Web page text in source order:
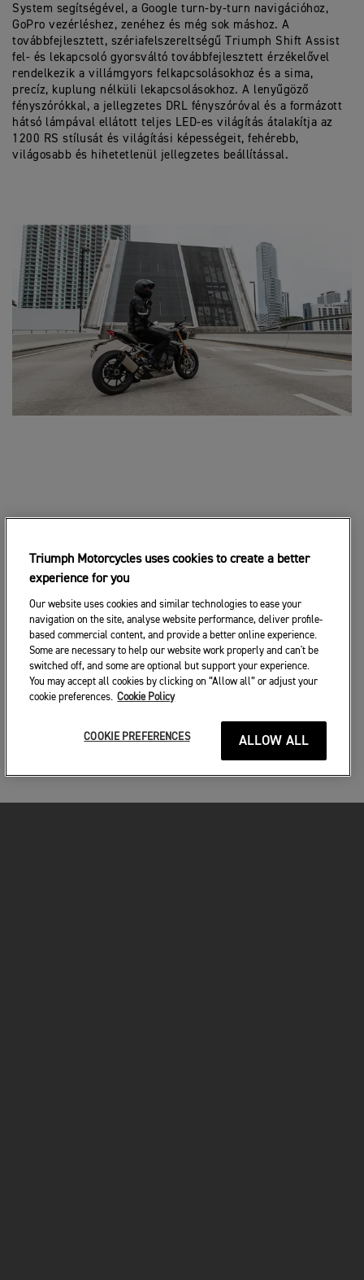
System segítségével, a Google turn-by-turn navigációhoz,
GoPro vezérléshez, zenéhez és még sok máshoz. A
továbbfejlesztett, szériafelszereltségű Triumph Shift Assist
fel- és lekapcsoló gyorsváltó továbbfejlesztett érzékelővel
rendelkezik a villámgyors felkapcsolásokhoz és a sima,
precíz, kuplung nélküli lekapcsolásokhoz. A lenyűgöző
fényszórókkal, a jellegzetes DRL fényszóróval és a formázott
hátsó lámpával ellátott teljes LED-es világítás átalakítja az
1200 RS stílusát és világítási képességeit, fehérebb,
világosabb és hihetetlenül jellegzetes beállítással.
Triumph Motorcycles uses cookies to create a better
experience for you
Our website uses cookies and similar technologies to ease your
navigation on the site, analyse website performance, deliver profile-
based commercial content, and provide a better online experience.
Some are necessary to help our website work properly and can't be
switched off, and some are optional but support your experience.
You may accept all cookies by clicking on “Allow all” or adjust your
cookie preferences. Cookie Policy
ALLOW ALL
COOKIE PREFERENCES